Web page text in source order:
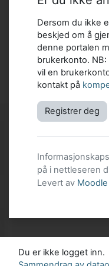
Dersom du ikke
beskjed om å
denne portalen
brukerkonto.
vil en
kontakt på
Registrer deg
på i nettleseren
Levert av
Du er ikke logget inn.